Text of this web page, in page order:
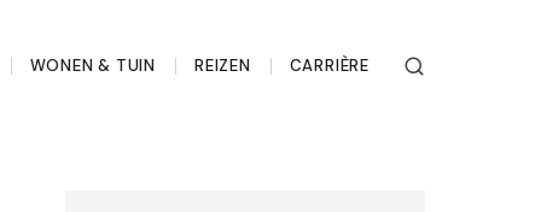
WONEN & TUIN REIZEN CARRIÈRE